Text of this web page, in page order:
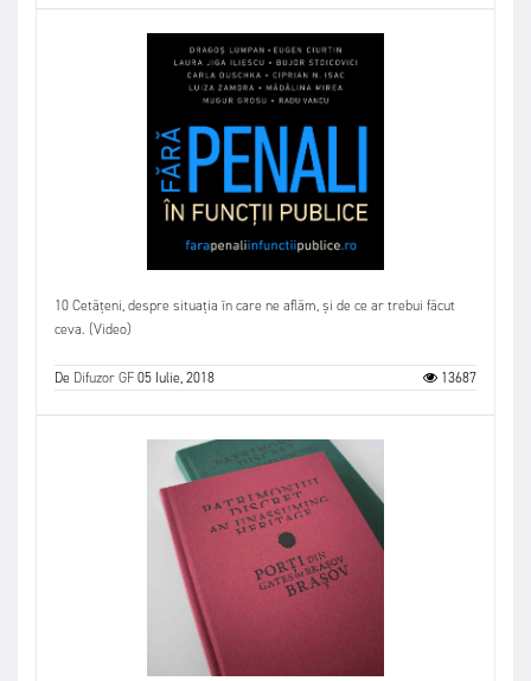
10 Cetățeni, despre situația în care ne aflăm, și de ce ar trebui făcut
ceva. (Video)
De Difuzor GF05 Iulie, 2018 13687